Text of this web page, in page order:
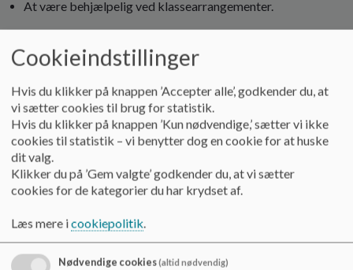
At være behjælpelig ved klassearrangementer.
At arbejde for at forældrekredsens ressourcer bruges til
såvel praktiske som sociale formål i og omkring klassen.
At medvirke til at sikre et godt undervisningsmiljø for
elever og lærere i klassen.
Etablering af forældreråd:
Der vælges forældre til klassernes forældreråd en gang
årligt (til første forældremøde i efteråret)
Cookieindstillinger
Hvis du klikker på knappen ’Accepter alle’, godkender du, at
vi sætter cookies til brug for statistik.
Hvis du klikker på knappen ’Kun nødvendige,’ sætter vi ikke
cookies til statistik – vi benytter dog en cookie for at huske
dit valg.
Klikker du på ’Gem valgte’ godkender du, at vi sætter
cookies for de kategorier du har krydset af.
Læs mere icookiepolitik.
Nødvendige cookies(altid nødvendig)